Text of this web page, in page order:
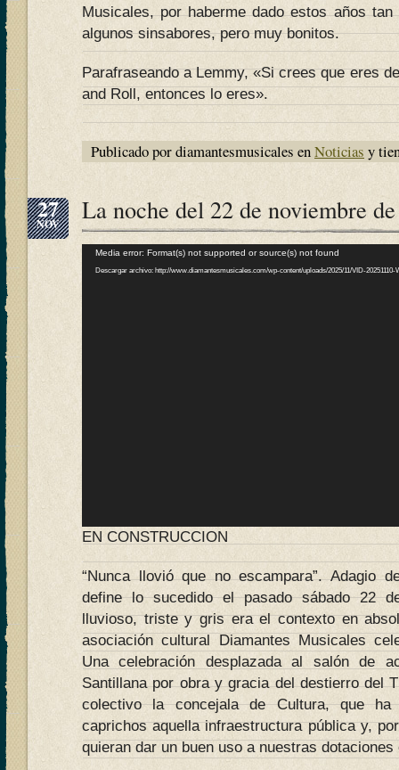
Musicales, por haberme dado estos años
algunos sinsabores, pero muy bonitos.
Parafraseando a Lemmy, «Si crees que eres
and Roll, entonces lo eres».
Publicado por diamantesmusicales enNoticias y
27
NOV La noche del 22 de noviembre
Reproductor
Media error: Format(s) not supported or source(s) not found
Descargar archivo: http://www.diamantesmusicales.com/wp-content/uploads/2025/11/VID-20251110-
EN CONSTRUCCION
“Nunca llovió que no escampara”. Adagio
define lo sucedido el pasado sábado 22
lluvioso, triste y gris era el contexto en
asociación cultural Diamantes Musicales
Una celebración desplazada al salón de
Santillana por obra y gracia del destierro del
colectivo la concejala de Cultura, que
caprichos aquella infraestructura pública y,
quieran dar un buen uso a nuestras